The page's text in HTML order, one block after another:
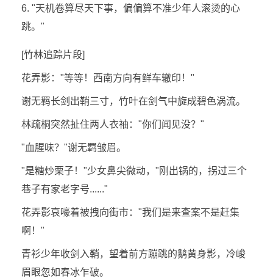
6. "天机卷算尽天下事，偏偏算不准少年人滚烫的心
跳。"
[竹林追踪片段]
花弄影："等等！西南方向有鲜车辙印！"
谢无羁长剑出鞘三寸，竹叶在剑气中旋成碧色涡流。
林疏桐突然扯住两人衣袖："你们闻见没？"
"血腥味？"谢无羁皱眉。
"是糖炒栗子！"少女鼻尖微动，"刚出锅的，拐过三个
巷子有家老字号......"
花弄影哀嚎着被拽向街市："我们是来查案不是赶集
啊！"
青衫少年收剑入鞘，望着前方蹦跳的鹅黄身影，冷峻
眉眼忽如春冰乍破。